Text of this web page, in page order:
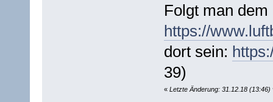
Folgt man
https://
dort sein:
39)
« Letzte Änderung: 31.12.18 (13:46)